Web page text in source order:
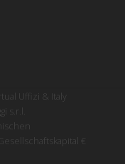
Uffizi & Italy
s.r.l.
€